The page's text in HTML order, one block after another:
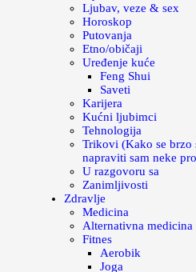
Ljubav, veze & sex
Horoskop
Putovanja
Etno/običaji
Uređenje kuće
Feng Shui
Saveti
Karijera
Kućni ljubimci
Tehnologija
Trikovi (Kako se brzo
napraviti sam neke
U razgovoru sa
Zanimljivosti
Zdravlje
Medicina
Alternativna medicina
Fitnes
Aerobik
Joga